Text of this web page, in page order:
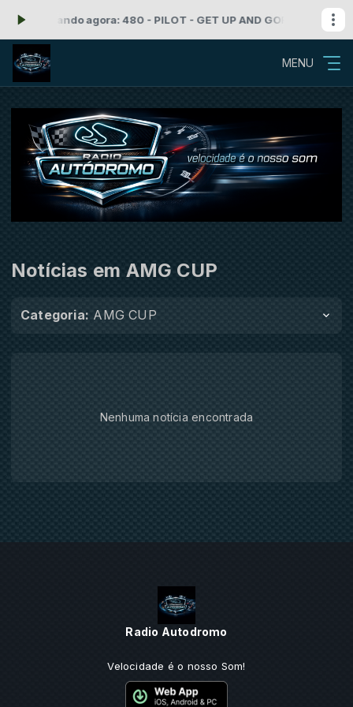
-Tocando agora: 480 - PILOT - GET UP AND GORock'n Roll com
MENU
Notícias em AMG CUP
Categoria: AMG CUP
Nenhuma notícia encontrada
Radio Autodromo
Velocidade é o nosso Som!